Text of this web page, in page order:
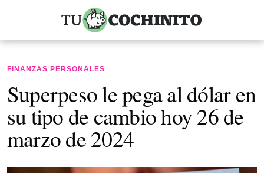
FINANZAS PERSONALES
Superpeso le pega al dólar en
su tipo de cambio hoy 26 de
marzo de 2024